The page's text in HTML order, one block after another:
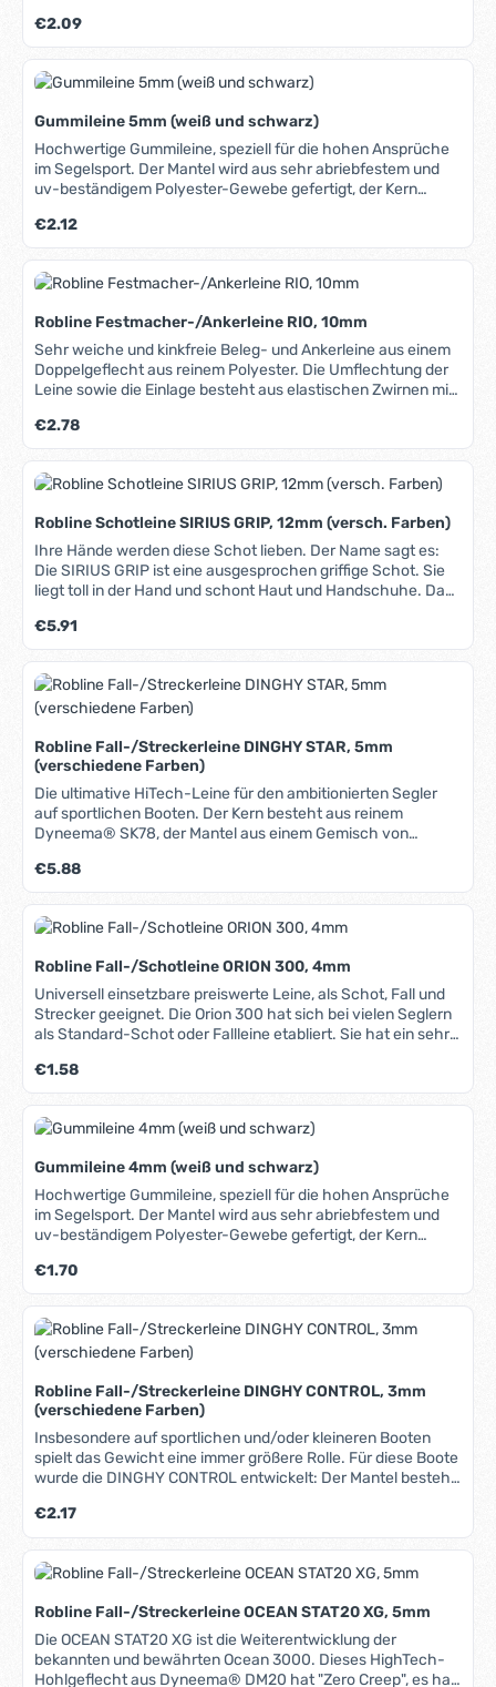
Stabilität sorgen für lange Haltbarkeit. Geeignet als Trimm-,
Strecker- und Fall-Leine. Lieferbare Farben: Schwarz Weiss
In unserem Blog erfahren Sie mehr über Materialien,
Herstellung und Pflege von Tauwerk.
Regulärer Preis:
€2.09
Gummileine 5mm (weiß und schwarz)
Hochwertige Gummileine, speziell für die hohen Ansprüche
im Segelsport. Der Mantel wird aus sehr abriebfestem und
uv-beständigem Polyester-Gewebe gefertigt, der Kern
diese Materialkombination entsteht ein kompakte, stabile
und langlebige Leine.
Regulärer Preis:
€2.12
Robline Festmacher-/Ankerleine RIO, 10mm
Sehr weiche und kinkfreie Beleg- und Ankerleine aus einem
Doppelgeflecht aus reinem Polyester. Die Umflechtung der
Leine sowie die Einlage besteht aus elastischen Zwirnen mit
bleibt immer rund, kinkt nicht und wird auch nach längerem
Einsatz im Wasser nicht hart. Hohe Bruchlast und UV-
Beständigkeit, leicht spleißbar. In unserem Blog erfahren Sie
mehr über Materialien, Herstellung und Pflege von Tauwerk.
Regulärer Preis:
€2.78
Robline Schotleine SIRIUS GRIP, 12mm (versch. Farben)
Ihre Hände werden diese Schot lieben. Der Name sagt es:
Die SIRIUS GRIP ist eine ausgesprochen griffige Schot. Sie
liegt toll in der Hand und schont Haut und Handschuhe. Das
Dehnung und nimmt wenig Wasser auf. Auch für den Einsatz
auf Winschen gut geeignet. Hervorragendes
Preis-/Leistungsverhältnis. In unserem Blog erfahren Sie
mehr über Materialien, Herstellung und Pflege von Tauwerk.
Regulärer Preis:
€5.91
Robline Fall-/Streckerleine DINGHY STAR, 5mm
(verschiedene Farben)
Die ultimative HiTech-Leine für den ambitionierten Segler
auf sportlichen Booten. Der Kern besteht aus reinem
Dyneema® SK78, der Mantel aus einem Gemisch von
werden die jeweiligen Materialeigenschaften optimal
miteinander verknüpft: Hohe Bruchlast, geringe Dehnung,
sehr niedriges Gewicht, gute Abriebfestigkeit, geringe
Wasseraufnahme, hohe UV-Beständigkeit, guter Halt in
ausgesprochen breiter Einsatzbereich: Egal ob als Fall,
Strecker oder sogar als Spischot, die Dinghy Star ist für
nahezu jeden Zweck geeignet. In unserem Blog erfahren Sie
mehr über Materialien, Herstellung und Pflege von Tauwerk.
Regulärer Preis:
€5.88
Robline Fall-/Schotleine ORION 300, 4mm
Universell einsetzbare preiswerte Leine, als Schot, Fall und
Strecker geeignet. Die Orion 300 hat sich bei vielen Seglern
als Standard-Schot oder Fallleine etabliert. Sie hat ein sehr
langlebig. Die Abriebfestigkeit auf Blöcken, auf Winschen, in
Fallenstoppern und in Klemmen ist hoch. Die Orion ist als
Groß-, Fock- oder Spifall, als Reffleine, als Strecker und auch
für das komplette laufende Gut geeignet.
Regulärer Preis:
€1.58
Gummileine 4mm (weiß und schwarz)
Hochwertige Gummileine, speziell für die hohen Ansprüche
im Segelsport. Der Mantel wird aus sehr abriebfestem und
uv-beständigem Polyester-Gewebe gefertigt, der Kern
diese Materialkombination entsteht ein kompakte, stabile
und langlebige Leine.
Regulärer Preis:
€1.70
Robline Fall-/Streckerleine DINGHY CONTROL, 3mm
(verschiedene Farben)
Insbesondere auf sportlichen und/oder kleineren Booten
spielt das Gewicht eine immer größere Rolle. Für diese Boote
wurde die DINGHY CONTROL entwickelt: Der Mantel besteht
Kern aus imprägniertem Dyneema® SK78. In dem Bereich,
wo er nicht benötigt wird, kann der Mantel entfernt
(abgestrippt) werden. Dadurch wird weiteres Gewicht
gespart und der geringere Durchmesser des Kerns reduziert
besseren Schutz gegen UV-Strahlung und Abrieb mit der
HiTech-Imprägnierung S.Y.I.S. beschichtet. Die universelle
Leine auf Jollen, Cats und kleineren Kielbooten, geeignet als
Strecker, Fall, Trimmleine und beinahe alles andere... Sehr
Regulärer Preis:
€2.17
Robline Fall-/Streckerleine OCEAN STAT20 XG, 5mm
Die OCEAN STAT20 XG ist die Weiterentwicklung der
bekannten und bewährten Ocean 3000. Dieses HighTech-
Hohlgeflecht aus Dyneema® DM20 hat "Zero Creep", es hat